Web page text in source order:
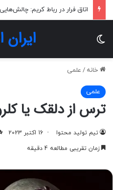
اتاق فرار در رباط کریم:
خانه / علمی
علمی
ترس از دلقک یا
تیم تولید محتوا 16 اکتبر 2023
زمان تقریبی مطالعه 4 دقیقه